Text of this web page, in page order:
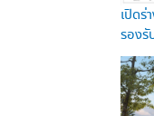
เปิดร่
รองรั